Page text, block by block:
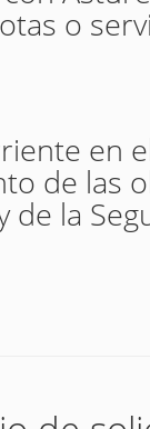
o
en
de las
de la